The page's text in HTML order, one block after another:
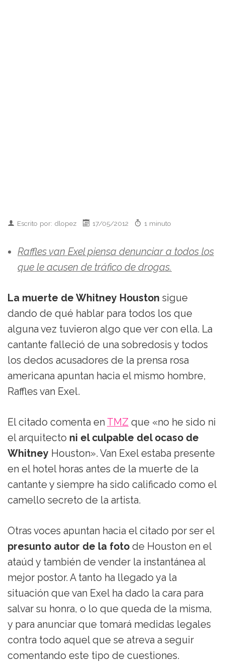
Escrito por: dlopez 17/05/2012 1 minuto
Raffles van Exel piensa denunciar a todos los
que le acusen de tráfico de drogas.
La muerte de Whitney Houston sigue
dando de qué hablar para todos los que
alguna vez tuvieron algo que ver con ella. La
cantante falleció de una sobredosis y todos
los dedos acusadores de la prensa rosa
americana apuntan hacia el mismo hombre,
Raffles van Exel.
El citado comenta en TMZ que «no he sido ni
el arquitecto ni el culpable del ocaso de
Whitney Houston». Van Exel estaba presente
en el hotel horas antes de la muerte de la
cantante y siempre ha sido calificado como el
camello secreto de la artista.
Otras voces apuntan hacia el citado por ser el
presunto autor de la foto de Houston en el
ataúd y también de vender la instantánea al
mejor postor. A tanto ha llegado ya la
situación que van Exel ha dado la cara para
salvar su honra, o lo que queda de la misma,
y para anunciar que tomará medidas legales
contra todo aquel que se atreva a seguir
comentando este tipo de cuestiones.